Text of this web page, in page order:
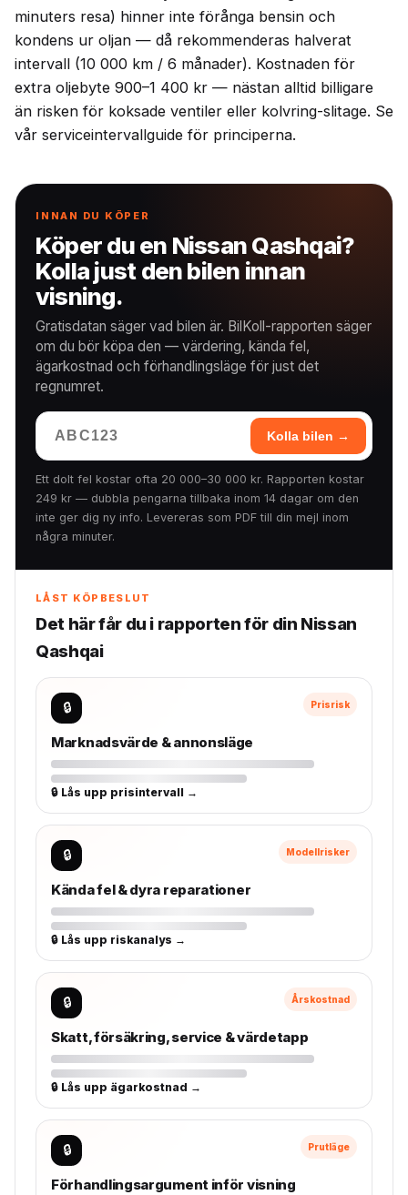
minuters resa) hinner inte förånga bensin och
kondens ur oljan — då rekommenderas halverat
intervall (10 000 km / 6 månader). Kostnaden för
extra oljebyte 900–1 400 kr — nästan alltid billigare
än risken för koksade ventiler eller kolvring-slitage. Se
vår serviceintervallguide för principerna.
INNAN DU KÖPER
Köper du en Nissan Qashqai?
Kolla just den bilen innan
visning.
Gratisdatan säger vad bilen är. BilKoll-rapporten säger
om du bör köpa den — värdering, kända fel,
ägarkostnad och förhandlingsläge för just det
regnumret.
Kolla bilen →
Ett dolt fel kostar ofta 20 000–30 000 kr. Rapporten kostar
249 kr — dubbla pengarna tillbaka inom 14 dagar om den
inte ger dig ny info. Levereras som PDF till din mejl inom
några minuter.
LÅST KÖPBESLUT
Det här får du i rapporten för din Nissan
Qashqai
🔒 Prisrisk
Marknadsvärde & annonsläge
🔒 Lås upp prisintervall →
🔒 Modellrisker
Kända fel & dyra reparationer
🔒 Lås upp riskanalys →
🔒 Årskostnad
Skatt, försäkring, service & värdetapp
🔒 Lås upp ägarkostnad →
🔒 Prutläge
Förhandlingsargument inför visning